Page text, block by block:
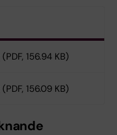
(PDF, 156.94 KB)
(PDF, 156.09 KB)